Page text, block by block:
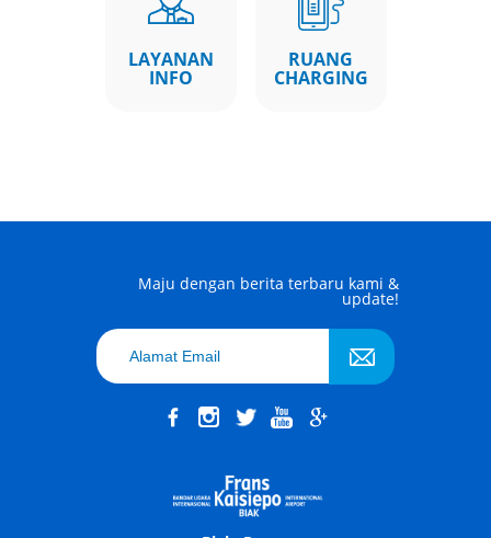
LAYANAN
INFO
RUANG
CHARGING
Maju dengan berita terbaru kami &
update!